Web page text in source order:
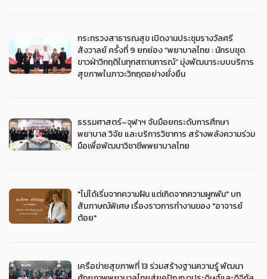
กระทรวงสาธารณสุข เปิดงานประชุมรางวัลศรี
สังวาลย์ ครั้งที่ 9 ยกย่อง “พยาบาลไทย : นักรบชุด
ขาวฝ่าวิกฤติในทุกสถานการณ์” มุ่งพัฒนาระบบบริการ
สุขภาพในภาวะวิกฤตอย่างยั่งยืน
ธรรมศาสตร์–จุฬาฯ จับมือยกระดับการศึกษา
พยาบาล วิจัย และบริการวิชาการ สร้างพลังความร่วม
มือเพื่อพัฒนาวิชาชีพพยาบาลไทย
"ไม่ได้เริ่มจากความฝัน แต่เกิดจากความผูกพัน" บท
สัมภาษณ์พิเศษ เรื่องราวการทำงานของ "อาจารย์
ต้อย"
เครือข่ายสุขภาพที่ 13 ร่วมสร้างฐานความรู้ พัฒนา